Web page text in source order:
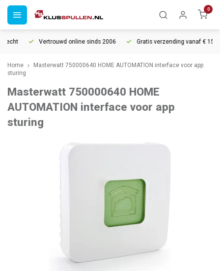
0
Vertrouwd online sinds 2006 Gratis verzending vanaf € 150
Home
Masterwatt 750000640 HOME AUTOMATION interface voor app
sturing
Masterwatt 750000640 HOME
AUTOMATION interface voor app
sturing